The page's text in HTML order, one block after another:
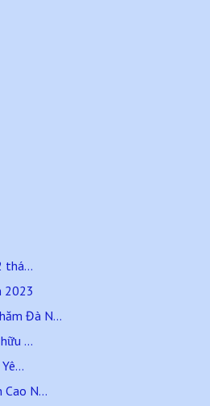
thá...
2023
Đà N...
...
Cao N...